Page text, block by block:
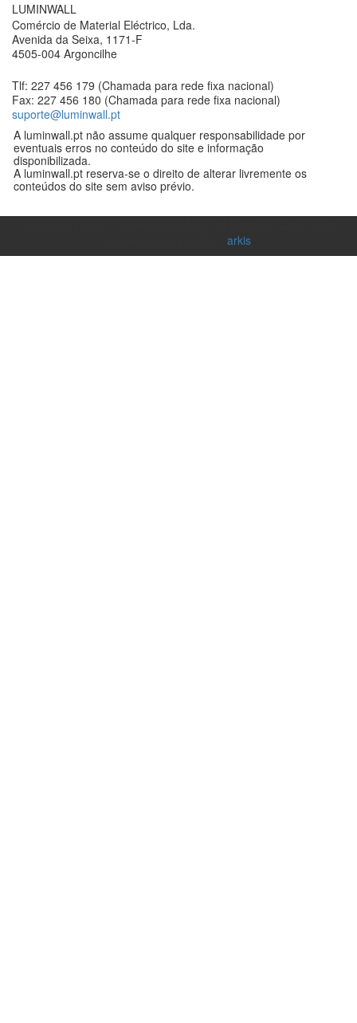
LUMINWALL
Comércio de Material Eléctrico, Lda.
Avenida da Seixa, 1171-F
4505-004 Argoncilhe
Tlf: 227 456 179 (Chamada para rede fixa nacional)
Fax: 227 456 180 (Chamada para rede fixa nacional)
suporte@luminwall.pt
A luminwall.pt não assume qualquer responsabilidade por
eventuais erros no conteúdo do site e informação
disponibilizada.
A luminwall.pt reserva-se o direito de alterar livremente os
conteúdos do site sem aviso prévio.
arkis